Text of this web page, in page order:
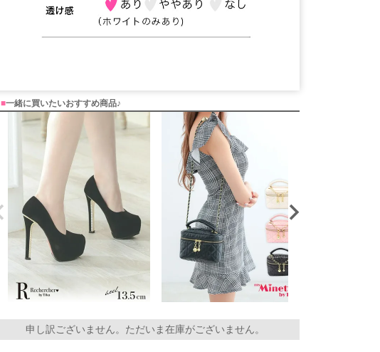
■一緒に買いたいおすすめ商品♪
申し訳ございません。ただいま在庫がございません。